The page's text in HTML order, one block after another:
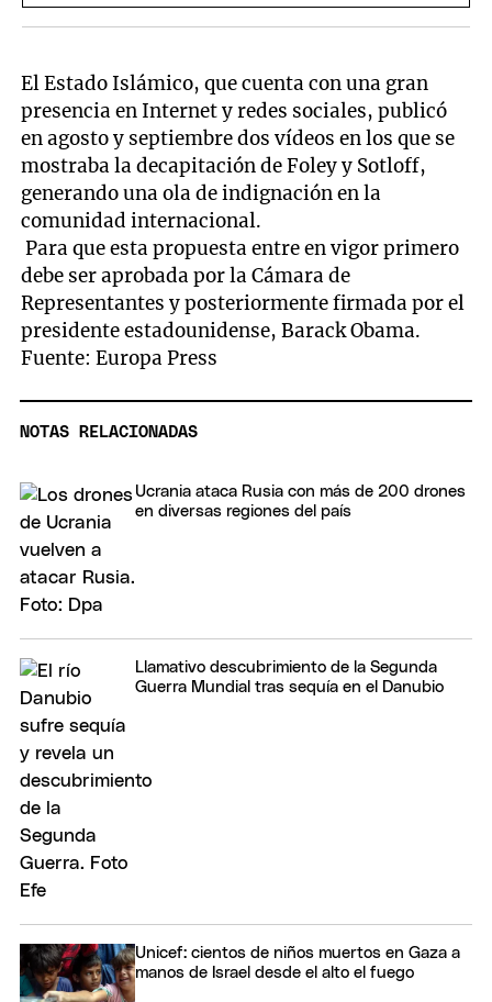
El Estado Islámico, que cuenta con una gran
presencia en Internet y redes sociales, publicó
en agosto y septiembre dos vídeos en los que se
mostraba la decapitación de Foley y Sotloff,
generando una ola de indignación en la
comunidad internacional.
Para que esta propuesta entre en vigor primero
debe ser aprobada por la Cámara de
Representantes y posteriormente firmada por el
presidente estadounidense, Barack Obama.
Fuente: Europa Press
NOTAS RELACIONADAS
Ucrania ataca Rusia con más de 200 drones
en diversas regiones del país
Llamativo descubrimiento de la Segunda
Guerra Mundial tras sequía en el Danubio
Unicef: cientos de niños muertos en Gaza a
manos de Israel desde el alto el fuego